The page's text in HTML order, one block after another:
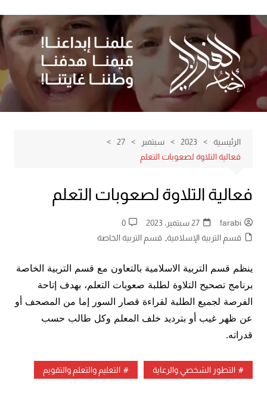
إلى
المحتوى
الرئيسية 2023 سبتمبر
27
فعالية التلاوة لصعوبات التعلم
فعالية التلاوة لصعوبات التعلم
farabi 27 سبتمبر، 2023
0
قسم التربية الإسلامية, قسم التربية الخاصة
ينظم قسم التربية الاسلامية بالتعاون مع قسم التربية الخاصة
برنامج تصحيح التلاوة لطلبة صعوبات التعلم، بهدف إتاحة
الفرصة لجميع الطلبة لقراءة قصار السور إما من المصحف أو
عن ظهر غيب أو بترديد خلف المعلم وكل طالب حسب
قدراته.
التطور الشخصي والرعاية التعليم والتعلم والتقويم